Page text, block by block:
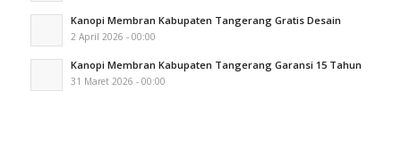
Kanopi Membran Kabupaten Tangerang Gratis Desain
2 April 2026 - 00:00
Kanopi Membran Kabupaten Tangerang Garansi 15 Tahun
31 Maret 2026 - 00:00